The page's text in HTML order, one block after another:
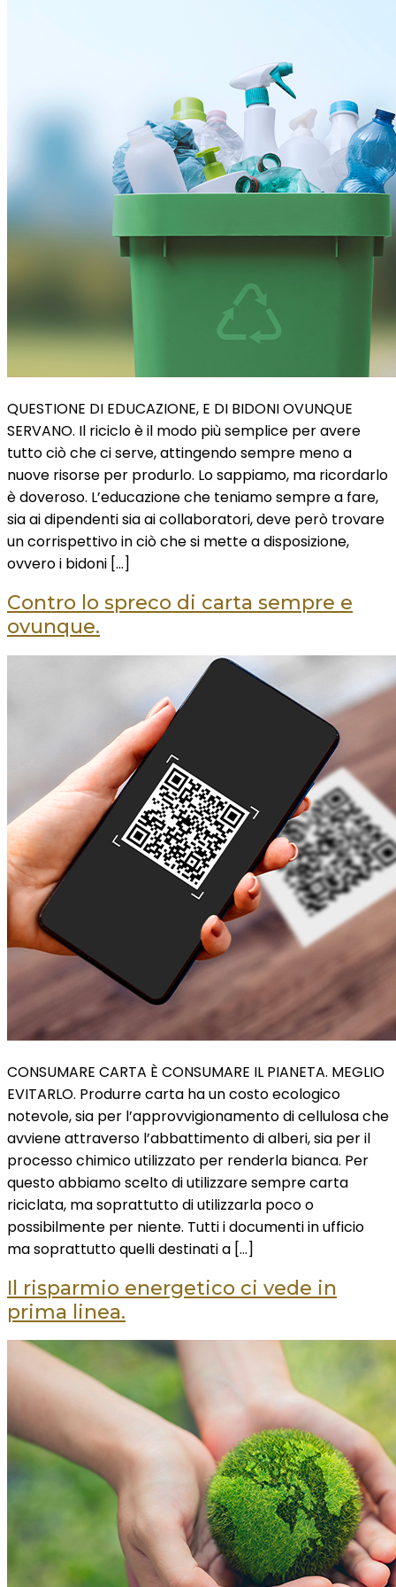
QUESTIONE DI EDUCAZIONE, E DI BIDONI OVUNQUE
SERVANO.​ ​Il riciclo è il modo più semplice per avere
tutto ciò che ci serve, attingendo sempre meno a
nuove risorse per produrlo. Lo sappiamo, ma ricordarlo
è doveroso. L’educazione che teniamo sempre a fare,
sia ai dipendenti sia ai collaboratori, deve però trovare
un corrispettivo in ciò che si mette a disposizione,
ovvero i bidoni […]
Contro lo spreco di carta sempre e
ovunque.
CONSUMARE CARTA È CONSUMARE IL PIANETA. MEGLIO
EVITARLO.​ Produrre carta ha un costo ecologico
notevole, sia per l’approvvigionamento di cellulosa che
avviene attraverso l’abbattimento di alberi, sia per il
processo chimico utilizzato per renderla bianca. Per
questo abbiamo scelto di utilizzare sempre carta
riciclata, ma soprattutto di utilizzarla poco o
possibilmente per niente. Tutti i documenti in ufficio
ma soprattutto quelli destinati a […]
Il risparmio energetico ci vede in
prima linea.